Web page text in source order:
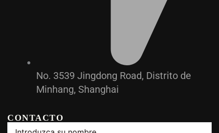
No. 3539 Jingdong Road, Distrito de
Minhang, Shanghai
CONTACTO